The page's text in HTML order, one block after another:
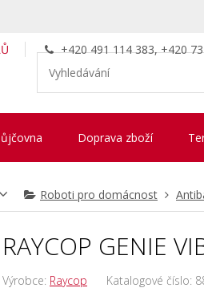
+420 491 114 383, +420
Doprava zboží
Roboti pro domácnost
RAYCOP GENIE
Výrobce: Raycop Katalogové číslo: